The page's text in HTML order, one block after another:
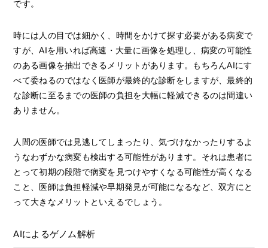
です。
時には人の目では細かく、時間をかけて探す必要がある病変で
すが、AIを用いれば高速・大量に画像を処理し、病変の可能性
のある画像を抽出できるメリットがあります。もちろんAIにす
べて委ねるのではなく医師が最終的な診断をしますが、最終的
な診断に至るまでの医師の負担を大幅に軽減できるのは間違い
ありません。
人間の医師では見逃してしまったり、気づけなかったりするよ
うなわずかな病変も検出する可能性があります。それは患者に
とって初期の段階で病変を見つけやすくなる可能性が高くなる
こと、医師は負担軽減や早期発見が可能になるなど、双方にと
って大きなメリットといえるでしょう。
AIによるゲノム解析